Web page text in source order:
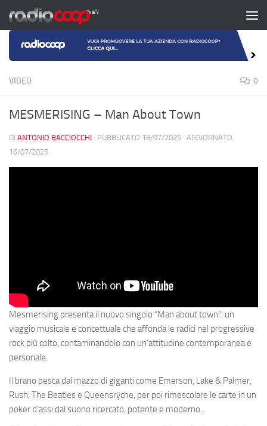
Salta al contenuto
VIDEO 0
MESMERISING – Man About Town
DI ANTONIO BACCIOCCHI · PUBBLICATO 18/07/2025 · AGGIORNATO
16/07/2025
Mesmerising presenta il nuovo singolo “Man about town”: un
viaggio musicale e concettuale che affonda le radici nel progressive
rock più colto, contaminandolo con un’attitudine contemporanea e
personale.
Il brano pesca dal mazzo di giganti come Emerson, Lake & Palmer,
Rush, The Beatles e Queensrÿche, per poi rimescolare le carte in un
poker d’assi dal suono ricercato, potente e moderno.